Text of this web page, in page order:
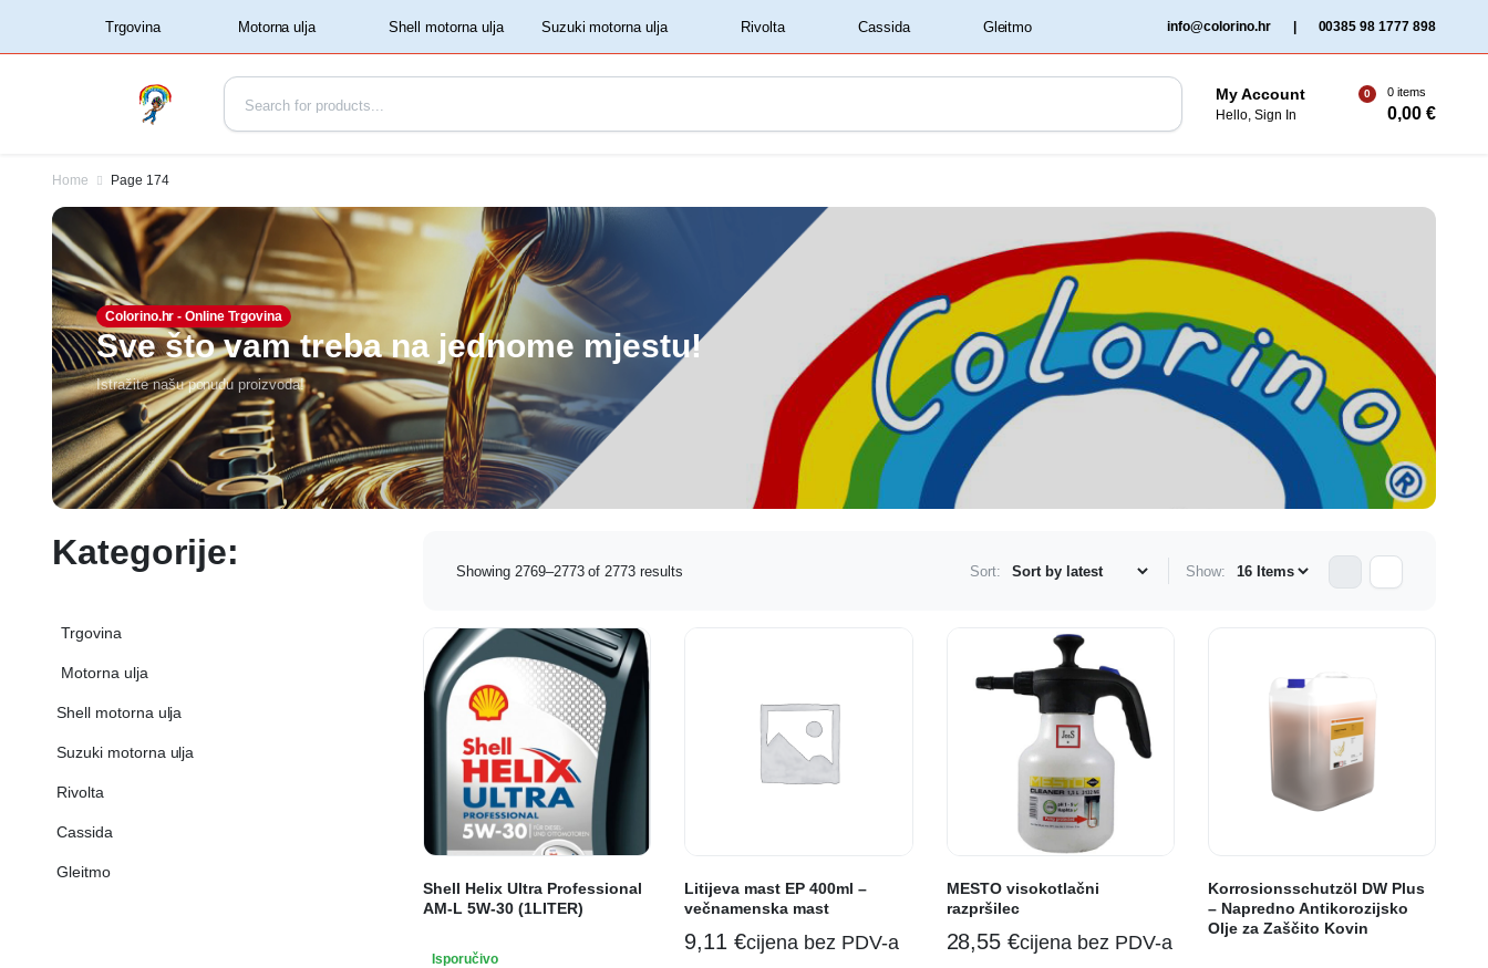
‏‏‎ ‏‏‎ ‎‎Trgovina‏‏‎ ‎ ‏‏‎ ‎Shell motorna ulja‏‏‎ ‎ ‏‏‎ ‎Rivolta‏‏‎ ‎ ‏‏‎ ‎Cassida‏‏‎ ‎ info@colorino.hr 00385 98 1777 898
My Account
Hello, Sign In
0 0 items
0,00€
Home Page 174
Colorino.hr - Online Trgovina
Sve što vam treba na jednome mjestu!
Istražite našu ponudu proizvoda!
Showing 2769–2773 of 2773 results Sort: Show:
Shell Helix Ultra Professional
AM-L 5W-30 (1LITER)
Isporučivo
Litijeva mast EP 400ml –
večnamenska mast
9,11€cijena bez PDV-a
MESTO visokotlačni
razpršilec
28,55€cijena bez PDV-a
Korrosionsschutzöl DW Plus
– Napredno Antikorozijsko
Olje za Zaščito Kovin
Kategorije:
‏‏‎ ‏‏‎ ‎‎Trgovina‏‏‎ ‎
‏‏‎ ‎Rivolta‏‏‎ ‎
‏‏‎ ‎Cassida‏‏‎ ‎
‏‏‎ ‎Gleitmo‏‏‎ ‎